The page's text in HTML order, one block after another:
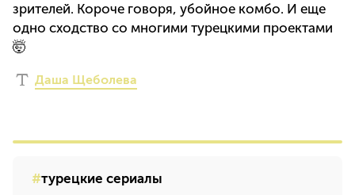
зрителей. Короче говоря, убойное комбо. И еще
одно сходство со многими турецкими проектами
🤯
Даша Щеболева
турецкие сериалы